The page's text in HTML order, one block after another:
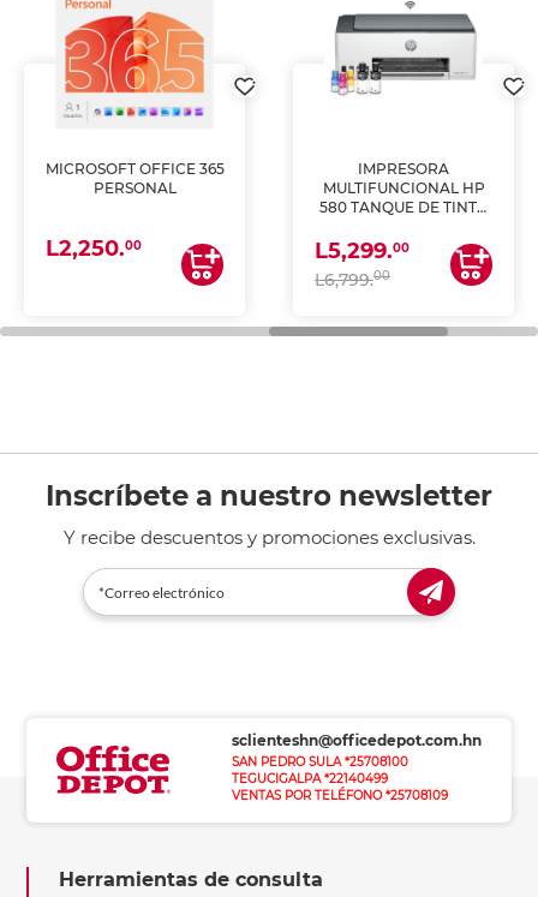
MICROSOFT OFFICE 365
PERSONAL
L2,250.00
IMPRESORA
MULTIFUNCIONAL HP
580 TANQUE DE TINTA
ESCANEA)
L5,299.00
L6,799.00
Inscríbete a nuestro newsletter
Y recibe descuentos y promociones exclusivas.
sclienteshn@officedepot.com.hn
SAN PEDRO SULA *25708100
TEGUCIGALPA *22140499
VENTAS POR TELÉFONO *25708109
Herramientas de consulta